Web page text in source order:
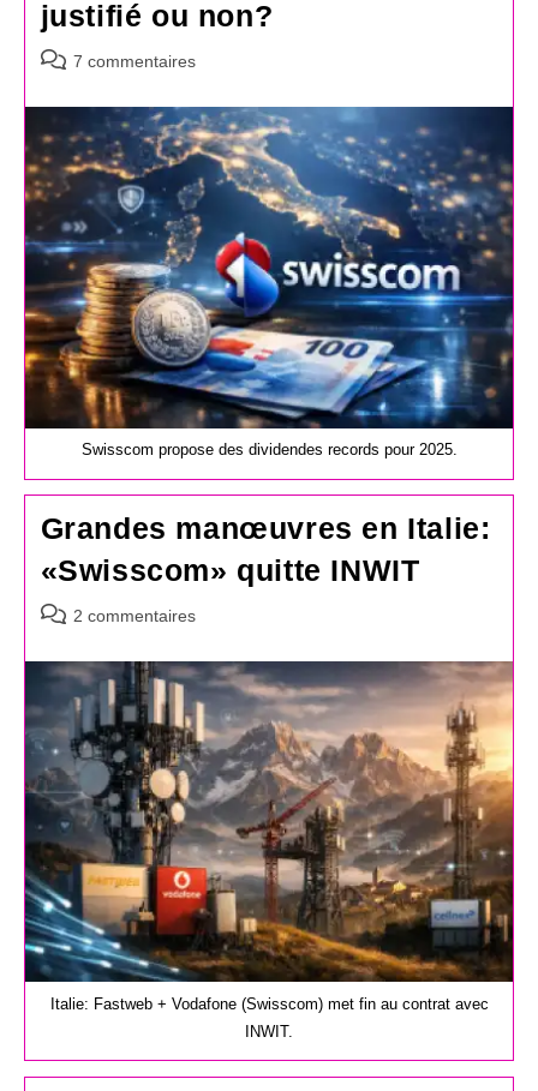
justifié ou non?
Commentaires
la
publication :
7 commentaires
Swisscom propose des dividendes records pour 2025.
Grandes manœuvres en Italie:
«Swisscom» quitte INWIT
Commentaires
la
publication :
2 commentaires
Italie: Fastweb + Vodafone (Swisscom) met fin au contrat avec
INWIT.